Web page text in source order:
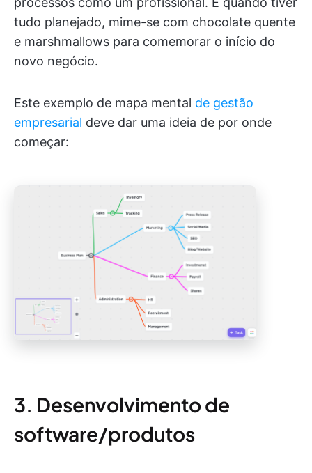
tudo planejado, mime-se com chocolate quente
e marshmallows para comemorar o início do
novo negócio.
Este exemplo de mapa mental de gestão
empresarial deve dar uma ideia de por onde
começar:
3. Desenvolvimento de
software/produtos